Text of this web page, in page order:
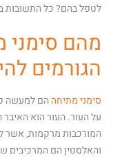
לטפל בהם? כל התשובות
מהם סימני
הגורמים
סימני מתיחה הם למעשה
על העור. העור הוא האיבר
המורכבות מרקמות, אשר
והאלסטין הם המרכיבים